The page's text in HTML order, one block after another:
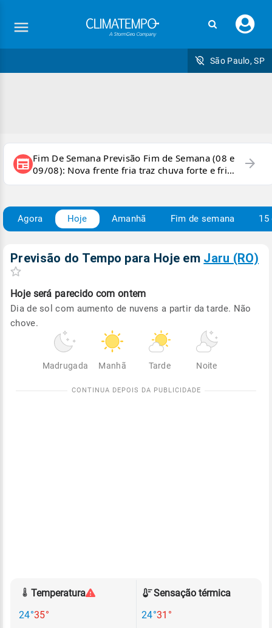
seu
São Paulo, SP
newspaper Fim De Semana Previsão Fim de Semana (08 e
09/08): Nova frente fria traz chuva forte e frio
para áreas do país
arrow_forward
Agora Hoje Amanhã Fim de semana 15
Previsão do Tempo para Hoje em Jaru (RO)
Hoje será parecido com ontem
Dia de sol com aumento de nuvens a partir da tarde. Não
chove.
Madrugada Manhã Tarde Noite
Temperatura
24°35°
Sensação térmica
24°31°